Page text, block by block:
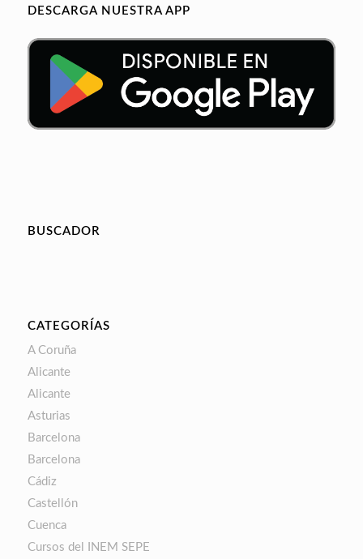
DESCARGA NUESTRA APP
BUSCADOR
CATEGORÍAS
A Coruña
Alicante
Alicante
Asturias
Barcelona
Barcelona
Cádiz
Castellón
Cuenca
Cursos del INEM SEPE